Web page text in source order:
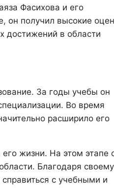
Фасихова и его
он получил высокие
достижений в области
За годы учебы он
Во время
расширило его
жизни. На этом этапе
Благодаря своему
с учебными и